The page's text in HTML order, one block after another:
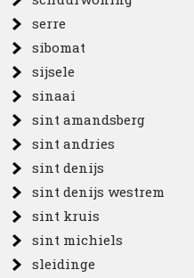
serre
sibomat
sijsele
sinaai
sint amandsberg
sint andries
sint denijs
sint denijs westrem
sint kruis
sint michiels
sleidinge